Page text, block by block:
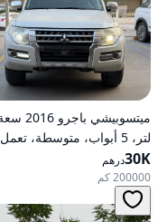
لتر، 5 أبواب، متوسطة، تعمل
بالبنزين، أوتوماتيكية، دفع
30Kدرهم
200000 كم